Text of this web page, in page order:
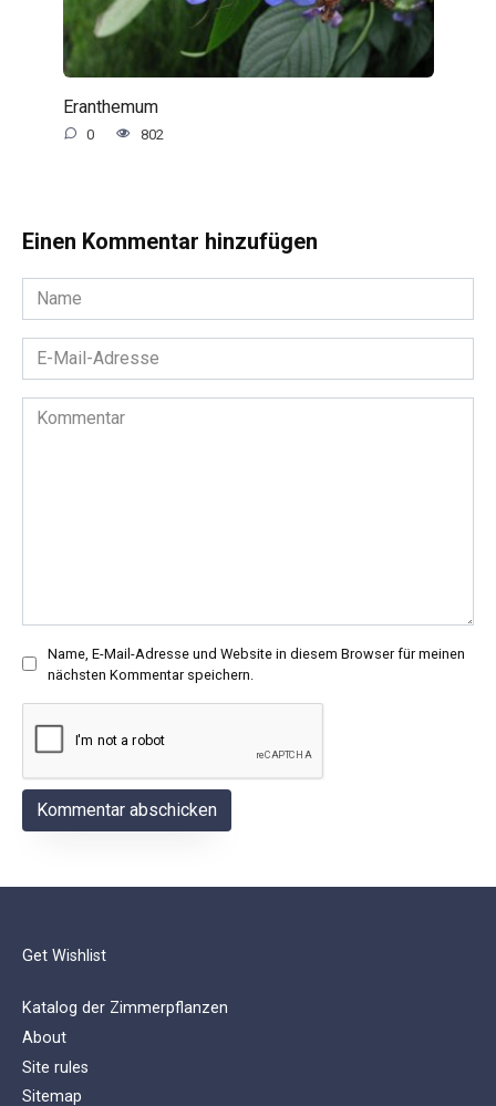
Eranthemum
0 802
Einen Kommentar hinzufügen
Name
*
Mail-
Adresse
Kommentar
Name, E-Mail-Adresse und Website in diesem Browser für meinen
nächsten Kommentar speichern.
Get Wishlist
Katalog der Zimmerpflanzen
About
Site rules
Sitemap